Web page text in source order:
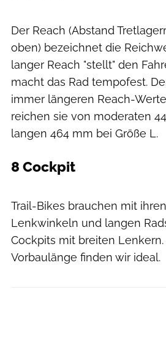
Der Reach (Abstand
oben) bezeichnet die
langer Reach "stellt" den
macht das Rad tempofest.
immer längeren Reach-
reichen sie von moderaten
langen 464 mm bei Größe L.
8 Cockpit
Trail-Bikes brauchen mit
Lenkwinkeln und langen
Cockpits mit breiten
Vorbaulänge finden wir ideal.